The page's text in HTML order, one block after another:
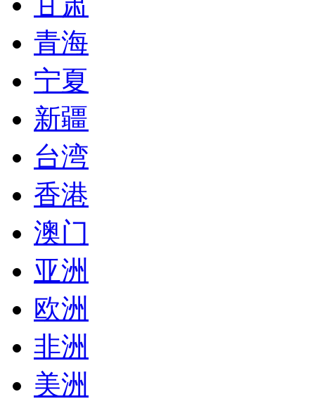
青海
宁夏
新疆
台湾
香港
澳门
亚洲
欧洲
非洲
美洲